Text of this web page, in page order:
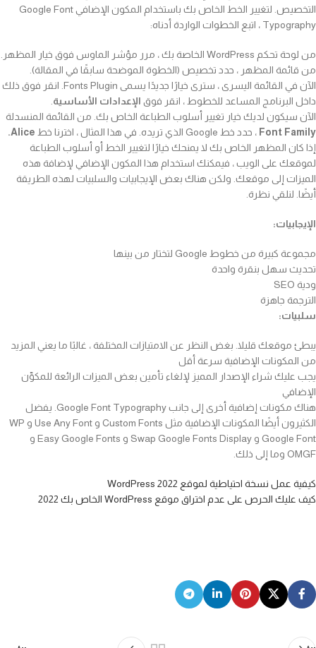
التخصيص. لتغيير الخط الخاص بك باستخدام المكون الإضافي Google Font
Typography ، اتبع الخطوات الواردة أدناه:
من لوحة تحكم WordPress الخاصة بك ، مرر مؤشر الماوس فوق خيار المظهر.
من قائمة المظهر ، حدد تخصيص (الخطوة الموضحة سابقًا في المقالة).
الآن في القائمة اليسرى ، سترى خيارًا جديدًا يسمى Fonts Plugin. انقر فوق ذلك
داخل البرنامج المساعد للخطوط ، انقر فوق الإعدادات الأساسية
الآن سيكون لديك خيار تغيير أسلوب الطباعة الخاص بك. من القائمة المنسدلة
Font Family ، حدد خط Google الذي تريده. في هذا المثال ، اخترنا خط
Alice.
إذا كان المظهر الخاص بك لا يمنحك خيارًا لتغيير الخط أو أسلوب الطباعة
لموقعك على الويب ، فيمكنك استخدام هذا المكون الإضافي لإضافة هذه
الميزات إلى موقعك. ولكن هناك بعض الإيجابيات والسلبيات لهذه الطريقة
أيضًا. لنلقي نظرة.
الإيجابيات:
مجموعة كبيرة من خطوط Google لتختار من بينها
تحديث سهل بنقرة واحدة
ودية SEO
الترجمة جاهزة
سلبيات:
يبطئ موقعك قليلا. بغض النظر عن الامتيازات المختلفة ، غالبًا ما يعني المزيد
من المكونات الإضافية سرعة أقل
يجب عليك شراء الإصدار المميز لإلغاء تأمين بعض الميزات الرائعة للمكوِّن
الإضافي
هناك مكونات إضافية أخرى إلى جانب Google Font Typography. يفضل
الكثيرون أيضًا المكونات الإضافية مثل Custom Fonts و Use Any Font و WP
Google Font و Swap Google Fonts Display و Easy Google Fonts و
OMGF وما إلى ذلك.
كيفية عمل نسخة احتياطية لموقع WordPress 2022
كيف عليك الحرص على عدم اختراق موقع WordPress الخاص بك 2022